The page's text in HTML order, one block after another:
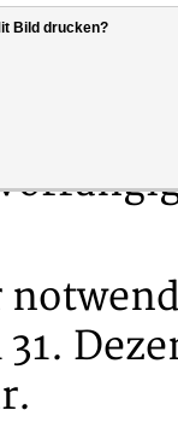
in
Bild drucken?